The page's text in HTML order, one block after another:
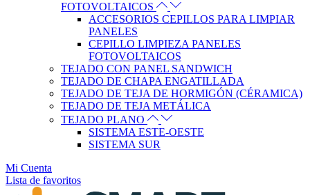
FOTOVOLTAICOS
ACCESORIOS CEPILLOS PARA LIMPIAR
PANELES
CEPILLO LIMPIEZA PANELES
FOTOVOLTAICOS
TEJADO CON PANEL SANDWICH
TEJADO DE CHAPA ENGATILLADA
TEJADO DE TEJA DE HORMIGÓN (CÉRAMICA)
TEJADO DE TEJA METÁLICA
TEJADO PLANO
SISTEMA ESTE-OESTE
SISTEMA SUR
Mi Cuenta
Lista de favoritos